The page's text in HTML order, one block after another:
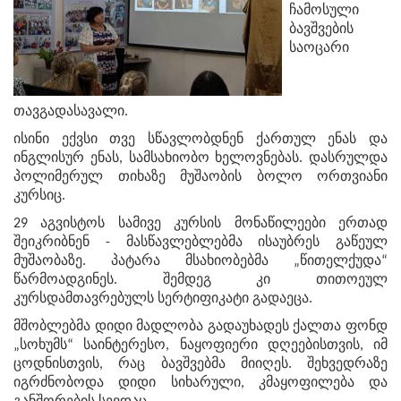
ჩამოსული
ბავშვების
საოცარი
თავგადასავალი.
ისინი ექვსი თვე სწავლობდნენ ქართულ ენას და
ინგლისურ ენას, სამსახიობო ხელოვნებას. დასრულდა
პოლიმერულ თიხაზე მუშაობის ბოლო ორთვიანი
კურსიც.
29 აგვისტოს სამივე კურსის მონაწილეები ერთად
შეიკრიბნენ - მასწავლებლებმა ისაუბრეს გაწეულ
მუშაობაზე. პატარა მსახიობებმა „წითელქუდა“
წარმოადგინეს. შემდეგ კი თითოეულ
კურსდამთავრებულს სერტიფიკატი გადაეცა.
მშობლებმა დიდი მადლობა გადაუხადეს ქალთა ფონდ
„სოხუმს“ საინტერესო, ნაყოფიერი დღეებისთვის, იმ
ცოდნისთვის, რაც ბავშვებმა მიიღეს. შეხვედრაზე
იგრძნობოდა დიდი სიხარული, კმაყოფილება და